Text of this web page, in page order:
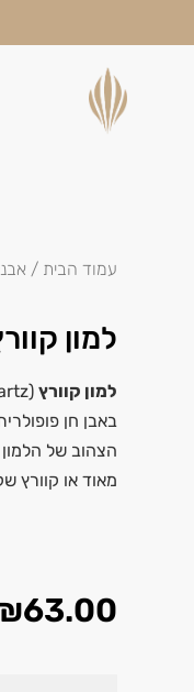
עמוד הבית /
למון
למון קוורץ
באבן חן
הצהוב של
מאוד או קוורץ
63.00